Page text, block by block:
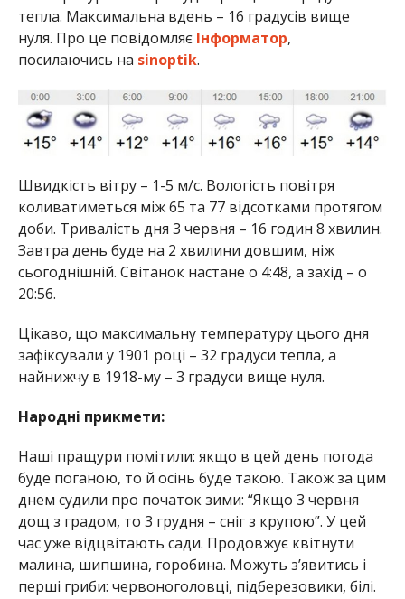
тепла. Максимальна вдень – 16 градусів вище
нуля. Про це повідомляє Інформатор,
посилаючись на sinoptіk.
Швидкість вітру – 1-5 м/с. Вологість повітря
коливатиметься між 65 та 77 відсотками протягом
доби. Тривалість дня 3 червня – 16 годин 8 хвилин.
Завтра день буде на 2 хвилини довшим, ніж
сьогоднішній. Світанок настане о 4:48, а захід – о
20:56.
Цікаво, що максимальну температуру цього дня
зафіксували у 1901 році – 32 градуси тепла, а
найнижчу в 1918-му – 3 градуси вище нуля.
Народні прикмети:
Наші пращури помітили: якщо в цей день погода
буде поганою, то й осінь буде такою. Також за цим
днем судили про початок зими: “Якщо 3 червня
дощ з градом, то 3 грудня – сніг з крупою”. У цей
час уже відцвітають сади. Продовжує квітнути
малина, шипшина, горобина. Можуть з’явитись і
перші гриби: червоноголовці, підберезовики, білі.